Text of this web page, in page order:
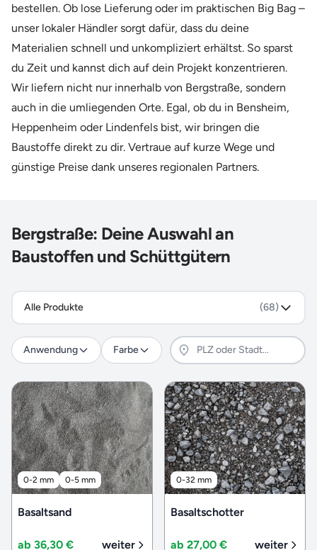
bestellen. Ob lose Lieferung oder im praktischen Big Bag –
unser lokaler Händler sorgt dafür, dass du deine
Materialien schnell und unkompliziert erhältst. So sparst
du Zeit und kannst dich auf dein Projekt konzentrieren.
Wir liefern nicht nur innerhalb von Bergstraße, sondern
auch in die umliegenden Orte. Egal, ob du in Bensheim,
Heppenheim oder Lindenfels bist, wir bringen die
Baustoffe direkt zu dir. Vertraue auf kurze Wege und
günstige Preise dank unseres regionalen Partners.
Bergstraße: Deine Auswahl an
Baustoffen und Schüttgütern
Alle Produkte (68)
Anwendung Farbe
0-2 mm 0-5 mm
Basaltsand
ab 36,30 € weiter
0-32 mm
Basaltschotter
ab 27,00 € weiter